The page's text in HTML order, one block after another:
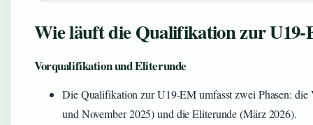
Wie läuft die Qualifikation zur U19-
Vorqualifikation und Eliterunde
Die Qualifikation zur U19-EM umfasst zwei Phasen:
und November 2025) und die Eliterunde (März 2026).